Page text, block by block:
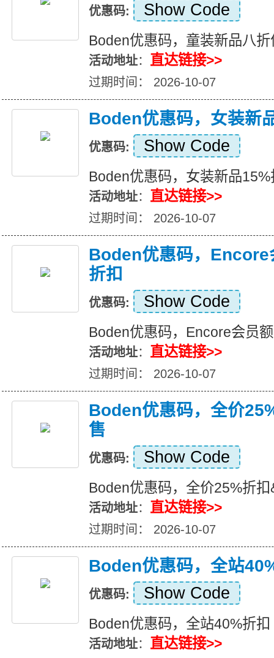
优惠码: Show Code
Boden优惠码，童装新品八折
活动地址： 直达链接>>
过期时间： 2026-10-07
Boden优惠码，女装新
优惠码: Show Code
Boden优惠码，女装新品15%
活动地址： 直达链接>>
过期时间： 2026-10-07
Boden优惠码，Encore
折扣
优惠码: Show Code
Boden优惠码，Encore会员
活动地址： 直达链接>>
过期时间： 2026-10-07
Boden优惠码，全价
售
优惠码: Show Code
Boden优惠码，全价25%折
活动地址： 直达链接>>
过期时间： 2026-10-07
Boden优惠码，全站
优惠码: Show Code
Boden优惠码，全站40%折扣
活动地址： 直达链接>>